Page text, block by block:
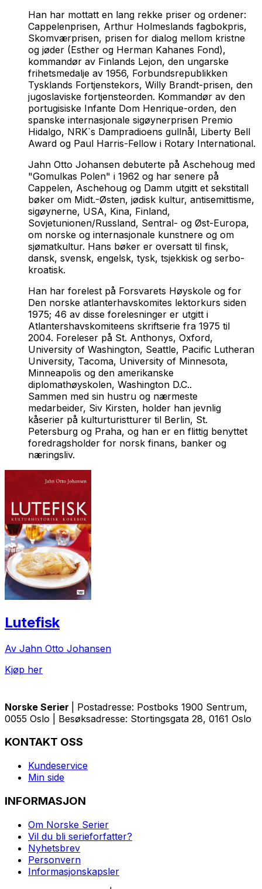
Han har mottatt en lang rekke priser og ordener:
Cappelenprisen, Arthur Holmeslands fagbokpris,
Skomværprisen, prisen for dialog mellom kristne
og jøder (Esther og Herman Kahanes Fond),
kommandør av Finlands Lejon, den ungarske
frihetsmedalje av 1956, Forbundsrepublikken
Tysklands Fortjenstekors, Willy Brandt-prisen, den
jugoslaviske fortjensteorden. Kommandør av den
portugisiske Infante Dom Henrique-orden, den
spanske internasjonale sigøynerprisen Premio
Hidalgo, NRK`s Dampradioens gullnål, Liberty Bell
Award og Paul Harris-Fellow i Rotary International.
Jahn Otto Johansen debuterte på Aschehoug med
"Gomulkas Polen" i 1962 og har senere på
Cappelen, Aschehoug og Damm utgitt et sekstitall
bøker om Midt.-Østen, jødisk kultur, antisemittisme,
sigøynerne, USA, Kina, Finland,
Sovjetunionen/Russland, Sentral- og Øst-Europa,
om norske og internasjonale kunstnere og om
sjømatkultur. Hans bøker er oversatt til finsk,
dansk, svensk, engelsk, tysk, tsjekkisk og serbo-
kroatisk.
Han har forelest på Forsvarets Høyskole og for
Den norske atlanterhavskomites lektorkurs siden
1975; 46 av disse forelesninger er utgitt i
Atlantershavskomiteens skriftserie fra 1975 til
2004. Foreleser på St. Anthonys, Oxford,
University of Washington, Seattle, Pacific Lutheran
University, Tacoma, University of Minnesota,
Minneapolis og den amerikanske
diplomathøyskolen, Washington D.C..
Sammen med sin hustru og nærmeste
medarbeider, Siv Kirsten, holder han jevnlig
kåserier på kulturturistturer til Berlin, St.
Petersburg og Praha, og han er en flittig benyttet
foredragsholder for norsk finans, banker og
næringsliv.
Lutefisk
Av Jahn Otto Johansen
Kjøp her
Norske Serier
| Postadresse: Postboks 1900 Sentrum,
0055 Oslo | Besøksadresse: Stortingsgata 28, 0161 Oslo
KONTAKT OSS
Kundeservice
Min side
INFORMASJON
Om Norske Serier
Vil du bli serieforfatter?
Nyhetsbrev
Personvern
Informasjonskapsler